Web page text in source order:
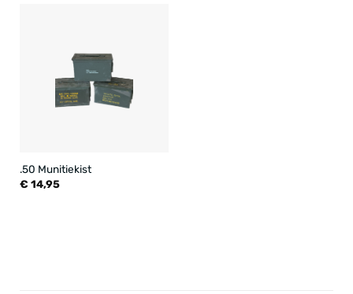
.50 Munitiekist
€ 14,95